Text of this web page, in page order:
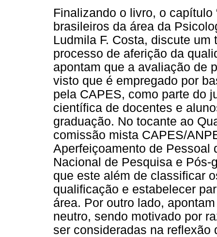
Finalizando o livro, o
brasileiros da área da
Ludmila F. Costa, discute
processo de aferição da
apontam que a avaliação de
visto que é empregado por
pela CAPES, como parte do
científica de docentes e
graduação. No tocante ao
comissão mista CAPES/
Aperfeiçoamento de Pessoal
Nacional de Pesquisa e
que este além de classificar
qualificação e estabelecer
área. Por outro lado,
neutro, sendo motivado por
ser consideradas na